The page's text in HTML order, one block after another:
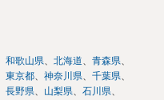
和歌山県 北海道
青森県
東京都 神奈川県
千葉県
長野県 山梨県
石川県